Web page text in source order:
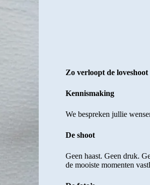
Zo verloopt de loveshoot
Kennismaking
We bespreken jullie
De shoot
Geen haast. Geen druk.
de mooiste momenten